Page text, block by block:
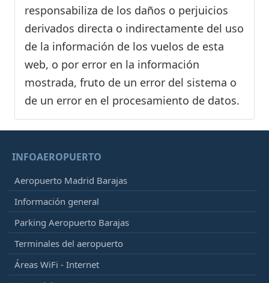
responsabiliza de los daños o perjuicios
derivados directa o indirectamente del uso
de la información de los vuelos de esta
web, o por error en la información
mostrada, fruto de un error del sistema o
de un error en el procesamiento de datos.
INFOAEROPUERTO
Aeropuerto Madrid Barajas
Información general
Parking Aeropuerto Barajas
Terminales del aeropuerto
Áreas WiFi - Internet